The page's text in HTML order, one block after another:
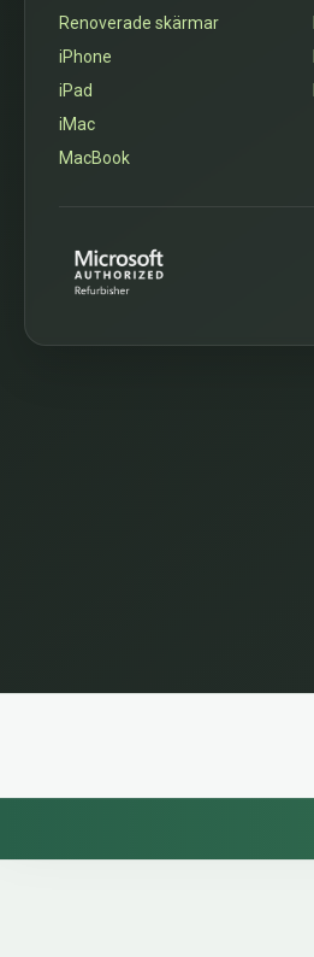
Renoverade skärmar
iPhone
iPad
iMac
MacBook